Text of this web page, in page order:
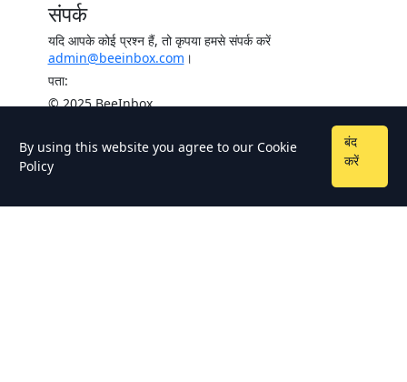
संपर्क
यदि आपके कोई प्रश्न हैं, तो कृपया हमसे संपर्क करें
admin@beeinbox.com ।
पता:
© 2025 BeeInbox
By using this website you agree to our Cookie
Policy
बंद
करें